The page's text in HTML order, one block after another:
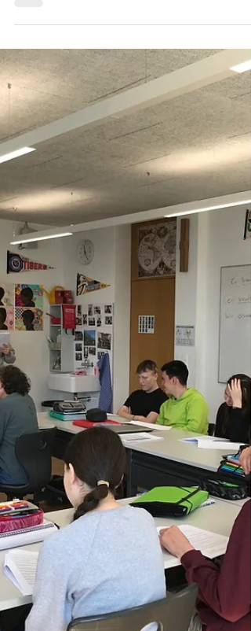
1. Leseprobe auf der grossen Bühne im
Casino in Erstfeld
Moderation Sasha Guten Abend liebes
Mein Name ist Sasha. Moderation Adam Guten